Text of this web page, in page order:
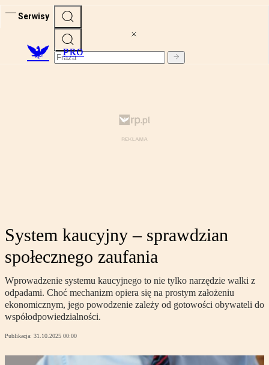
Serwisy
PRO
System kaucyjny – sprawdzian
społecznego zaufania
Wprowadzenie systemu kaucyjnego to nie tylko narzędzie walki z
odpadami. Choć mechanizm opiera się na prostym założeniu
ekonomicznym, jego powodzenie zależy od gotowości obywateli do
współodpowiedzialności.
Publikacja: 31.10.2025 00:00